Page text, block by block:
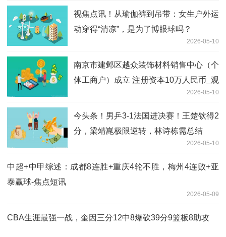
视焦点讯！从瑜伽裤到吊带：女生户外运
动穿得“清凉”，是为了博眼球吗？
2026-05-10
南京市建邺区越众装饰材料销售中心（个
体工商户）成立 注册资本10万人民币_观
2026-05-10
今头条！男乒3-1法国进决赛！王楚钦得2
分，梁靖崑极限逆转，林诗栋需总结
2026-05-10
中超+中甲综述：成都8连胜+重庆4轮不胜，梅州4连败+亚
泰赢球-焦点短讯
2026-05-09
CBA生涯最强一战，奎因三分12中8爆砍39分9篮板8助攻